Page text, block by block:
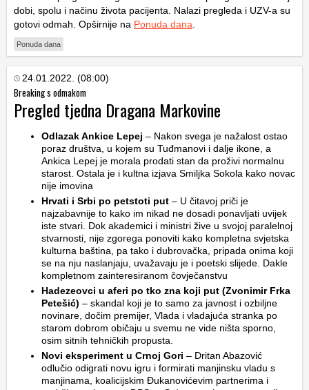
dobi, spolu i načinu života pacijenta. Nalazi pregleda i UZV-a su
gotovi odmah. Opširnije na Ponuda dana
Ponuda dana
24.01.2022. (08:00)
Breaking s odmakom
Pregled tjedna Dragana Markovine
Odlazak Ankice Lepej – Nakon svega je nažalost ostao
poraz društva, u kojem su Tuđmanovi i dalje ikone, a
Ankica Lepej je morala prodati stan da proživi normalnu
starost. Ostala je i kultna izjava Smiljka Sokola kako novac
nije imovina
Hrvati i Srbi po petstoti put – U čitavoj priči je
najzabavnije to kako im nikad ne dosadi ponavljati uvijek
iste stvari. Dok akademici i ministri žive u svojoj paralelnoj
stvarnosti, nije zgorega ponoviti kako kompletna svjetska
kulturna baština, pa tako i dubrovačka, pripada onima koji
se na nju naslanjaju, uvažavaju je i poetski slijede. Dakle
kompletnom zainteresiranom čovječanstvu
Hadezeovci u aferi po tko zna koji put (Zvonimir Frka
Petešić) – skandal koji je to samo za javnost i ozbiljne
novinare, dočim premijer, Vlada i vladajuća stranka po
starom dobrom običaju u svemu ne vide ništa sporno,
osim sitnih tehničkih propusta.
Novi eksperiment u Crnoj Gori – Dritan Abazović
odlučio odigrati novu igru i formirati manjinsku vladu s
manjinama, koalicijskim Đukanovićevim partnerima i